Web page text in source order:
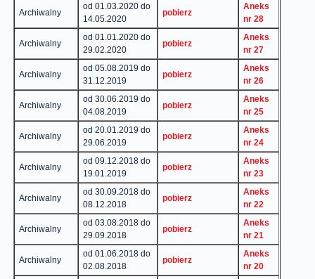
Archiwalny
od 01.03.2020 do
14.05.2020
pobierz
Aneks
nr 28
Archiwalny
od 01.01.2020 do
29.02.2020
pobierz
Aneks
nr 27
Archiwalny
od 05.08.2019 do
31.12.2019
pobierz
Aneks
nr 26
Archiwalny
od 30.06.2019 do
04.08.2019
pobierz
Aneks
nr 25
Archiwalny
od 20.01.2019 do
29.06.2019
pobierz
Aneks
nr 24
Archiwalny
od 09.12.2018 do
19.01.2019
pobierz
Aneks
nr 23
Archiwalny
od 30.09.2018 do
08.12.2018
pobierz
Aneks
nr 22
Archiwalny
od 03.08.2018 do
29.09.2018
pobierz
Aneks
nr 21
Archiwalny
od 01.06.2018 do
02.08.2018
pobierz
Aneks
nr 20